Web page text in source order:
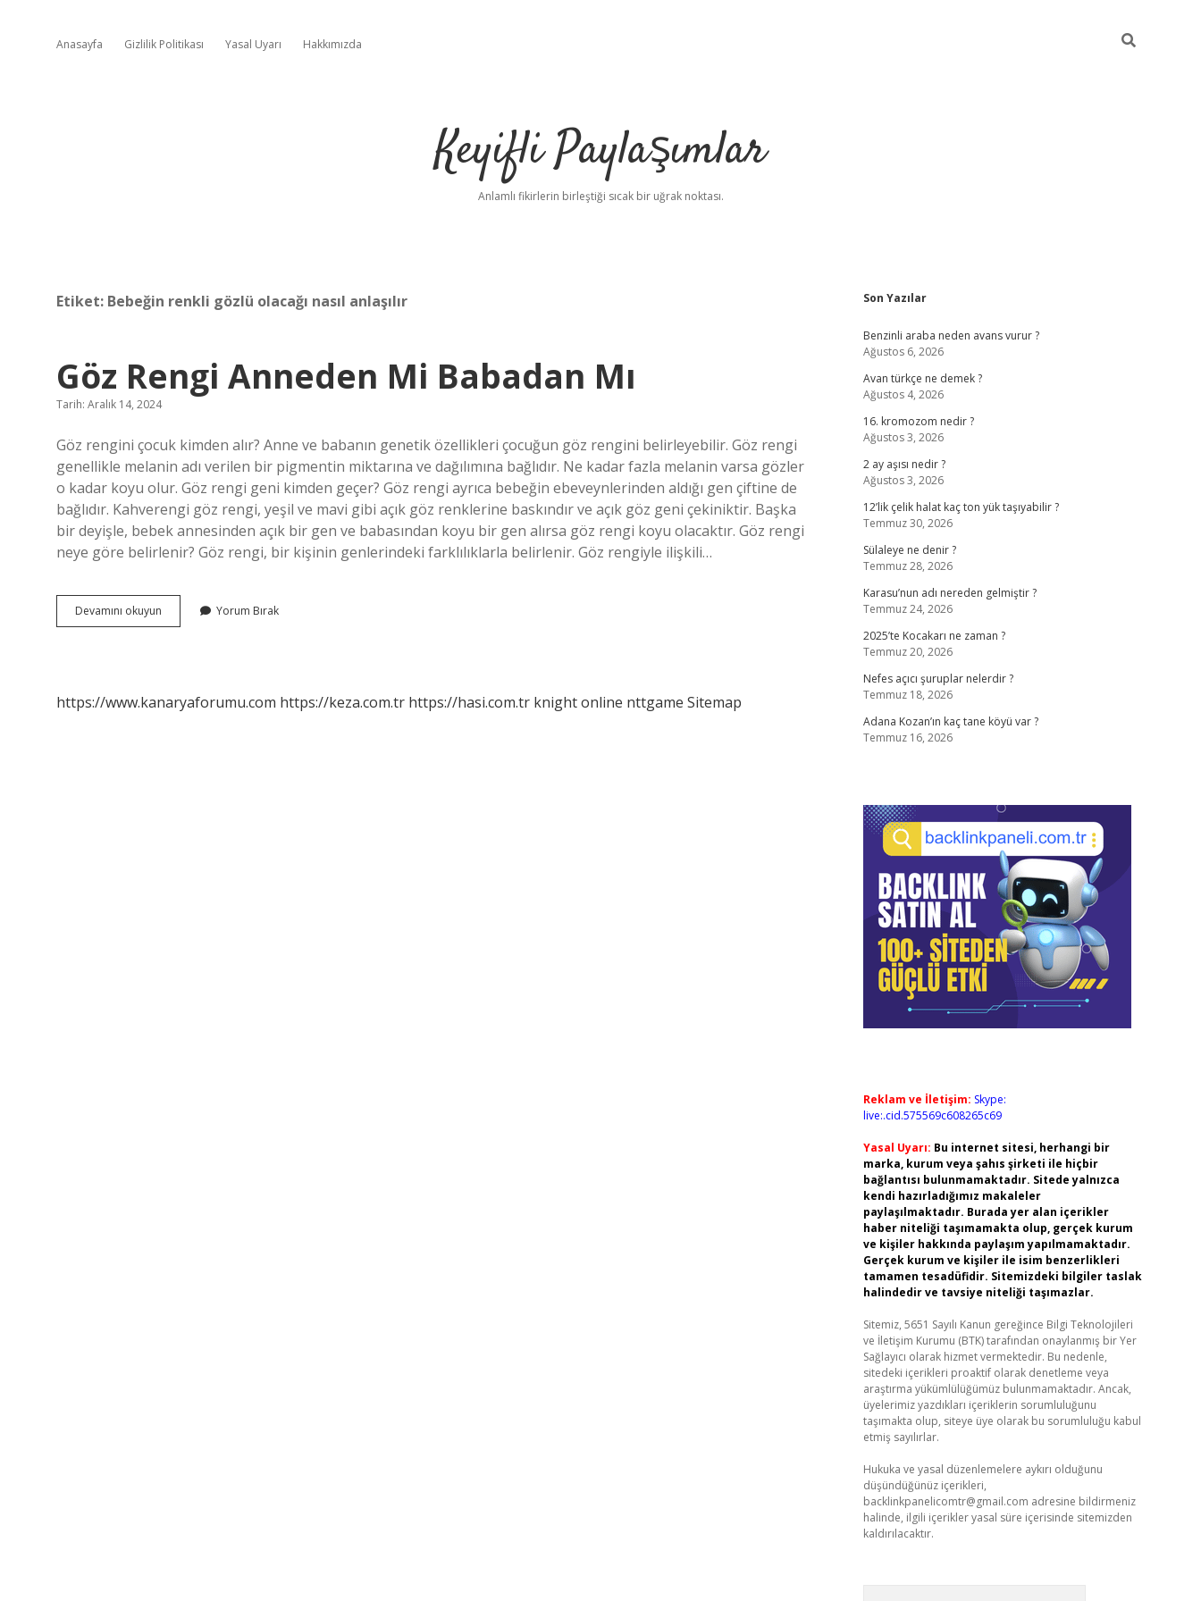
Anasayfa Gizlilik Politikası Yasal Uyarı Hakkımızda
Keyifli Paylaşımlar
Anlamlı fikirlerin birleştiği sıcak bir uğrak noktası.
Etiket: Bebeğin renkli gözlü olacağı nasıl anlaşılır
Göz Rengi Anneden Mi Babadan Mı
Tarih: Aralık 14, 2024
Göz rengini çocuk kimden alır? Anne ve babanın genetik özellikleri çocuğun göz rengini belirleyebilir. Göz rengi
genellikle melanin adı verilen bir pigmentin miktarına ve dağılımına bağlıdır. Ne kadar fazla melanin varsa gözler
o kadar koyu olur. Göz rengi geni kimden geçer? Göz rengi ayrıca bebeğin ebeveynlerinden aldığı gen çiftine de
bağlıdır. Kahverengi göz rengi, yeşil ve mavi gibi açık göz renklerine baskındır ve açık göz geni çekiniktir. Başka
bir deyişle, bebek annesinden açık bir gen ve babasından koyu bir gen alırsa göz rengi koyu olacaktır. Göz rengi
neye göre belirlenir? Göz rengi, bir kişinin genlerindeki farklılıklarla belirlenir. Göz rengiyle ilişkili…
Devamını okuyun
Rengi
Yorum Bırak
https://www.kanaryaforumu.com https://keza.com.tr https://hasi.com.tr knight online nttgame Sitemap
Sidebar
Son Yazılar
Benzinli araba neden avans vurur ?
Ağustos 6, 2026
Avan türkçe ne demek ?
Ağustos 4, 2026
16. kromozom nedir ?
Ağustos 3, 2026
2 ay aşısı nedir ?
Ağustos 3, 2026
12’lik çelik halat kaç ton yük taşıyabilir ?
Temmuz 30, 2026
Sülaleye ne denir ?
Temmuz 28, 2026
Karasu’nun adı nereden gelmiştir ?
Temmuz 24, 2026
2025’te Kocakarı ne zaman ?
Temmuz 20, 2026
Nefes açıcı şuruplar nelerdir ?
Temmuz 18, 2026
Adana Kozan’ın kaç tane köyü var ?
Temmuz 16, 2026
Reklam ve İletişim: Skype:
live:.cid.575569c608265c69
Yasal Uyarı: Bu internet sitesi, herhangi bir
marka, kurum veya şahıs şirketi ile hiçbir
bağlantısı bulunmamaktadır. Sitede yalnızca
kendi hazırladığımız makaleler
paylaşılmaktadır. Burada yer alan içerikler
haber niteliği taşımamakta olup, gerçek kurum
ve kişiler hakkında paylaşım yapılmamaktadır.
Gerçek kurum ve kişiler ile isim benzerlikleri
tamamen tesadüfidir. Sitemizdeki bilgiler taslak
halindedir ve tavsiye niteliği taşımazlar.
Sitemiz, 5651 Sayılı Kanun gereğince Bilgi Teknolojileri
ve İletişim Kurumu (BTK) tarafından onaylanmış bir Yer
Sağlayıcı olarak hizmet vermektedir. Bu nedenle,
sitedeki içerikleri proaktif olarak denetleme veya
araştırma yükümlülüğümüz bulunmamaktadır. Ancak,
üyelerimiz yazdıkları içeriklerin sorumluluğunu
taşımakta olup, siteye üye olarak bu sorumluluğu kabul
etmiş sayılırlar.
Hukuka ve yasal düzenlemelere aykırı olduğunu
düşündüğünüz içerikleri,
backlinkpanelicomtr@gmail.com adresine bildirmeniz
halinde, ilgili içerikler yasal süre içerisinde sitemizden
kaldırılacaktır.